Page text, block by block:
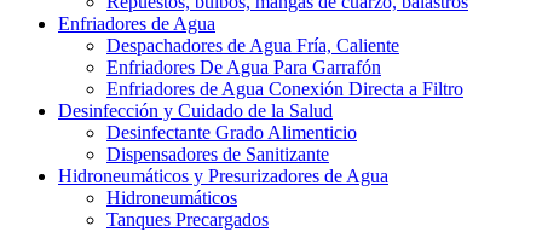
Enfriadores de Agua
Despachadores de Agua Fría, Caliente
Enfriadores De Agua Para Garrafón
Enfriadores de Agua Conexión Directa a Filtro
Desinfección y Cuidado de la Salud
Desinfectante Grado Alimenticio
Dispensadores de Sanitizante
Hidroneumáticos y Presurizadores de Agua
Hidroneumáticos
Tanques Precargados